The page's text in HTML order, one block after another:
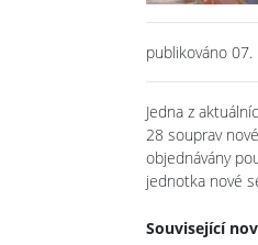
publikováno
Jedna z
28 souprav
objednávány
jednotka nové
Související